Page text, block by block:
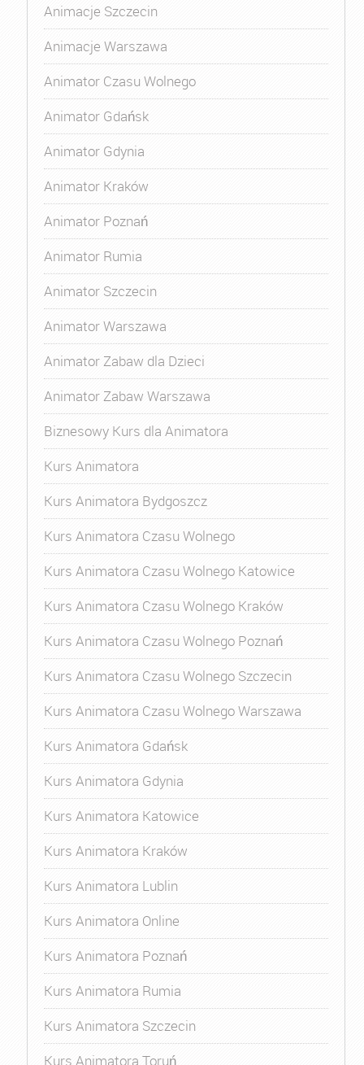
Animacje Szczecin
Animacje Warszawa
Animator Czasu Wolnego
Animator Gdańsk
Animator Gdynia
Animator Kraków
Animator Poznań
Animator Rumia
Animator Szczecin
Animator Warszawa
Animator Zabaw dla Dzieci
Animator Zabaw Warszawa
Biznesowy Kurs dla Animatora
Kurs Animatora
Kurs Animatora Bydgoszcz
Kurs Animatora Czasu Wolnego
Kurs Animatora Czasu Wolnego Katowice
Kurs Animatora Czasu Wolnego Kraków
Kurs Animatora Czasu Wolnego Poznań
Kurs Animatora Czasu Wolnego Szczecin
Kurs Animatora Czasu Wolnego Warszawa
Kurs Animatora Gdańsk
Kurs Animatora Gdynia
Kurs Animatora Katowice
Kurs Animatora Kraków
Kurs Animatora Lublin
Kurs Animatora Online
Kurs Animatora Poznań
Kurs Animatora Rumia
Kurs Animatora Szczecin
Kurs Animatora Toruń